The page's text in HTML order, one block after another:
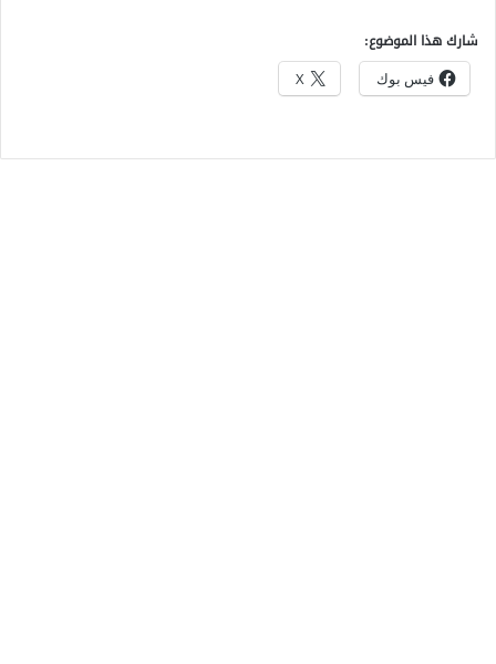
شارك هذا الموضوع:
فيس بوك X